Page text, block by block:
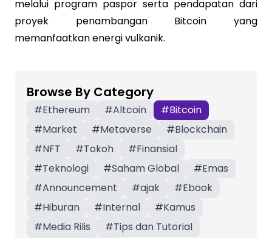
melalui program paspor serta pendapatan dari
proyek penambangan Bitcoin yang
memanfaatkan energi vulkanik.
Browse By Category
#Ethereum #Altcoin #Bitcoin
#Market #Metaverse #Blockchain
#NFT #Tokoh #Finansial
#Teknologi #Saham Global #Emas
#Announcement #ajak #Ebook
#Hiburan #Internal #Kamus
#Media Rilis #Tips dan Tutorial